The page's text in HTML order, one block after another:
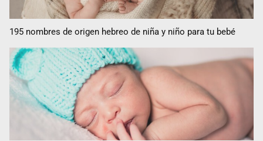
195 nombres de origen hebreo de niña y niño para tu bebé